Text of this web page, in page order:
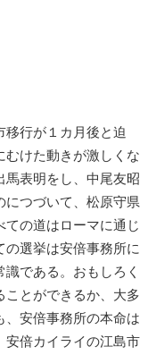
行が１カ月後と迫
むけた動きが激しくな
馬表明をし、中尾友昭
につづいて、松原守県
の道はローマに通じ
の選挙は安倍事務所に
である。おもしろく
ことができるか、大多
、安倍事務所の本命は
安倍カイライの江島市